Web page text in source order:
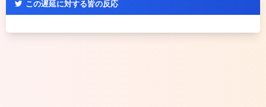
この遅延に対する皆の反応